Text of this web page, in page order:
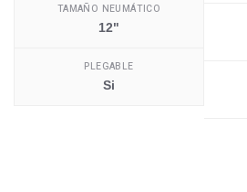
TAMAÑO NEUMÁTICO
12"
PLEGABLE
Si